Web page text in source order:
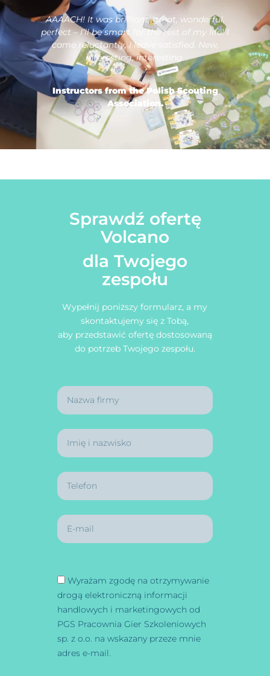
AAAACH! It was brilliant, great, wonderful,
perfect – I’ll be smart for the rest of my life! I
came reluctantly, I leave satisfied. New,
interesting, interesting.
Instructors from the Polish Scouting
Association.
Sprawdź ofertę
Volcano
dla Twojego
zespołu
Wypełnij poniższy formularz, a my
skontaktujemy się z Tobą,
aby przedstawić ofertę dostosowaną
do potrzeb Twojego zespołu.
Wyrażam zgodę na otrzymywanie
drogą elektroniczną informacji
handlowych i marketingowych od
PGS Pracownia Gier Szkoleniowych
sp. z o.o. na wskazany przeze mnie
adres e-mail.